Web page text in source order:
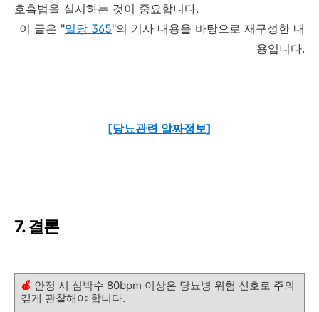
호흡법을 실시하는 것이 중요합니다.
이 글은 "밀당 365"의 기사 내용을 바탕으로 재구성한 내
용입니다.
[당뇨관련 알짜정보]
7. 결론
🍎 안정 시 심박수 80bpm 이상은 당뇨병 위험 신호로 주의
깊게 관찰해야 합니다.